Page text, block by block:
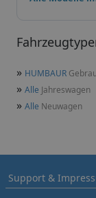
» HUMBAUR
» Alle Jahreswagen
» Alle Neuwagen
Support &